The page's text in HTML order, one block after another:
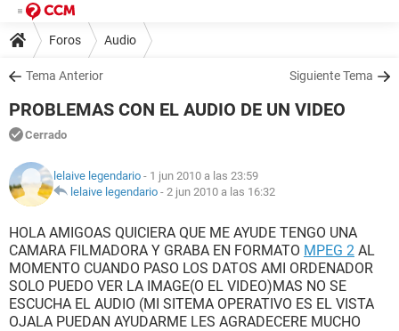
Foros Audio
Tema Anterior Siguiente Tema
PROBLEMAS CON EL AUDIO DE UN VIDEO
Cerrado
lelaive legendario - 1 jun 2010 a las 23:59
lelaive legendario - 2 jun 2010 a las 16:32
HOLA AMIGOAS QUICIERA QUE ME AYUDE TENGO UNA
CAMARA FILMADORA Y GRABA EN FORMATO MPEG 2 AL
MOMENTO CUANDO PASO LOS DATOS AMI ORDENADOR
SOLO PUEDO VER LA IMAGE(O EL VIDEO)MAS NO SE
ESCUCHA EL AUDIO (MI SITEMA OPERATIVO ES EL VISTA
OJALA PUEDAN AYUDARME LES AGRADECERE MUCHO